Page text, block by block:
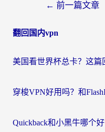
导
← 前一篇文章
翻回国内vpn